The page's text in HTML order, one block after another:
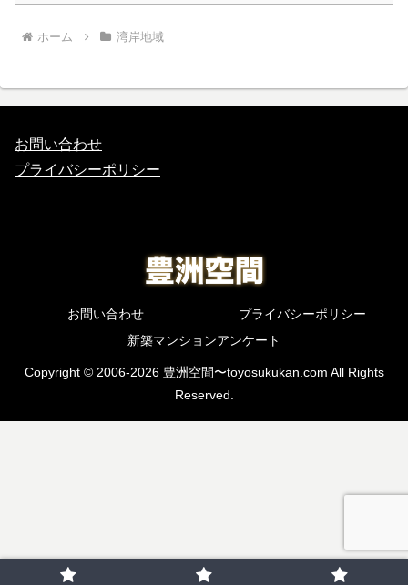
ホーム 湾岸地域
お問い合わせ
プライバシーポリシー
お問い合わせ
プライバシーポリシー
新築マンションアンケート
Copyright © 2006-2026 豊洲空間〜toyosukukan.com All Rights
Reserved.